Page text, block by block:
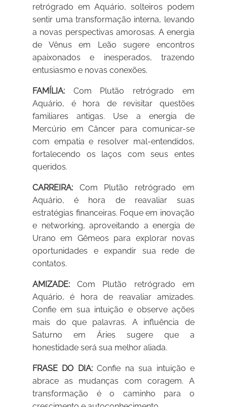
retrógrado em Aquário, solteiros podem
sentir uma transformação interna, levando
a novas perspectivas amorosas. A energia
de Vênus em Leão sugere encontros
apaixonados e inesperados, trazendo
entusiasmo e novas conexões.
FAMÍLIA: Com Plutão retrógrado em
Aquário, é hora de revisitar questões
familiares antigas. Use a energia de
Mercúrio em Câncer para comunicar-se
com empatia e resolver mal-entendidos,
fortalecendo os laços com seus entes
queridos.
CARREIRA: Com Plutão retrógrado em
Aquário, é hora de reavaliar suas
estratégias financeiras. Foque em inovação
e networking, aproveitando a energia de
Urano em Gêmeos para explorar novas
oportunidades e expandir sua rede de
contatos.
AMIZADE: Com Plutão retrógrado em
Aquário, é hora de reavaliar amizades.
Confie em sua intuição e observe ações
mais do que palavras. A influência de
Saturno em Áries sugere que a
honestidade será sua melhor aliada.
FRASE DO DIA:Confie na sua intuição e
abrace as mudanças com coragem. A
transformação é o caminho para o